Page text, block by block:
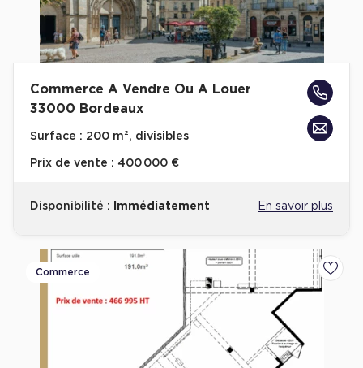
Commerce A Vendre Ou A Louer
33000 Bordeaux
Surface : 200 m², divisibles
Prix de vente : 400 000 €
Disponibilité : Immédiatement En savoir plus
Commerce